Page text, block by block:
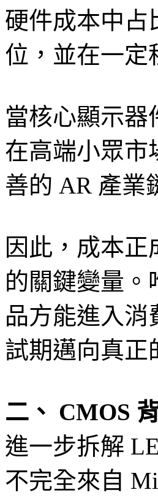
硬件成本中占
位，並在一定
當核心顯示器
在高端小眾市
善的 AR 產業
因此，成本
的關鍵變量。
品方能進入消
試期邁向真正
二、 CMOS
進一步拆解
不完全來自